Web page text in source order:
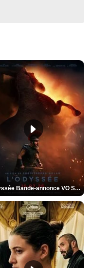
L'Odyssée Bande-annonce VO STFR